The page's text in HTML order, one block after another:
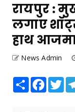
रायपुर :
लगाए
हाथ
News Admin
Share